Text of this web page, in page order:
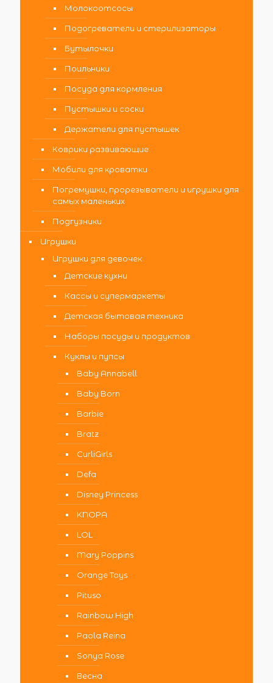
Молокоотсосы
Подогреватели и стерилизаторы
Бутылочки
Поильники
Посуда для кормления
Пустышки и соски
Держатели для пустышек
Коврики развивающие
Мобили для кроватки
Погремушки, прорезыватели и игрушки для
самых маленьких
Подгузники
Игрушки
Игрушки для девочек
Детские кухни
Кассы и супермаркеты
Детская бытовая техника
Наборы посуды и продуктов
Куклы и пупсы
Baby Annabell
Baby Born
Barbie
Bratz
CurliGirls
Defa
Disney Princess
KNOPA
LOL
Mary Poppins
Orange Toys
Pituso
Rainbow High
Paola Reina
Sonya Rose
Весна